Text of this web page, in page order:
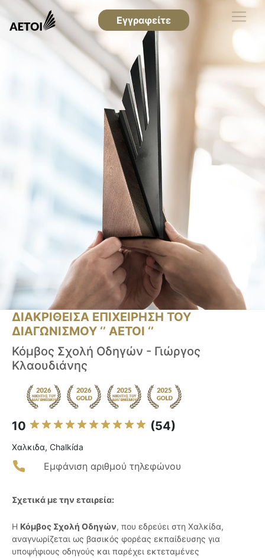
Εγγραφείτε
ΔΙΑΚΡΙΘΕΙΣΑ ΕΠΙΧΕΙΡΗΣΗ ΤΟΥ
ΔΙΑΓΩΝΙΣΜΟΥ ‘’ ΑΕΤΟΙ ‘’
Κόμβος Σχολή Οδηγών - Γιώργος
Κλαουδιάνης
10 (54)
Χαλκιδα, Chalkída
Εμφάνιση αριθμού τηλεφώνου
Σχετικά με την εταιρεία:
Η Κόμβος Σχολή Οδηγών, που εδρεύει στη Χαλκίδα,
αναγνωρίζεται ως βασικός φορέας εκπαίδευσης για
υποψήφιους οδηγούς και παρέχει εκτεταμένες